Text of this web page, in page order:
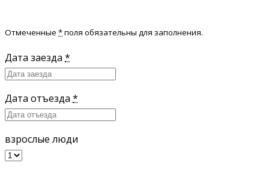
Отмеченные *поля обязательны для заполнения.
Дата заезда *
Дата отъезда *
взрослые люди